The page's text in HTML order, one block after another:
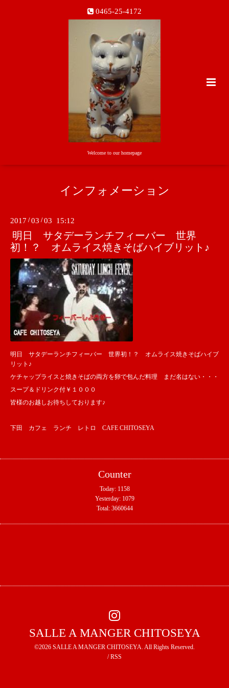
0465-25-4172
Welcome to our homepage
インフォメーション
2017 /03 /03 15:12
明日 サタデーランチフィーバー 世界
初！？ オムライス焼きそばハイブリット♪
明日 サタデーランチフィーバー 世界初！？ オムライス焼きそばハイブ
リット♪
ケチャップライスと焼きそばの両方を卵で包んだ料理 まだ名はない・・・
スープ＆ドリンク付￥１０００
皆様のお越しお待ちしております♪
下田 カフェ ランチ レトロ CAFE CHITOSEYA
Counter
Today: 1158
Yesterday: 1079
Total: 3660644
SALLE A MANGER CHITOSEYA
©2026 SALLE A MANGER CHITOSEYA. All Rights Reserved.
/RSS